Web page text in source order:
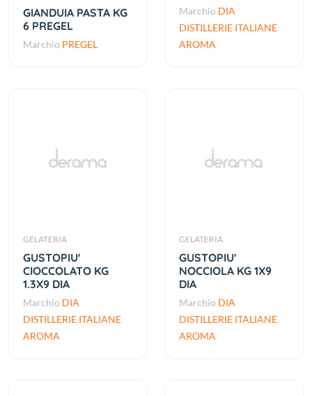
GIANDUIA PASTA KG
6 PREGEL
Marchio PREGEL
Marchio DIA
DISTILLERIE ITALIANE
AROMA
GELATERIA
GUSTOPIU'
CIOCCOLATO KG
1.3X9 DIA
Marchio DIA
DISTILLERIE ITALIANE
AROMA
GELATERIA
GUSTOPIU'
NOCCIOLA KG 1X9
DIA
Marchio DIA
DISTILLERIE ITALIANE
AROMA